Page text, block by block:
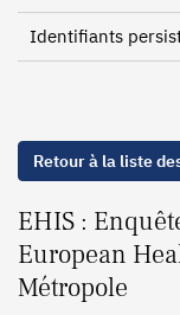
Identifiants
Retour à la liste
EHIS :
European
Métropole